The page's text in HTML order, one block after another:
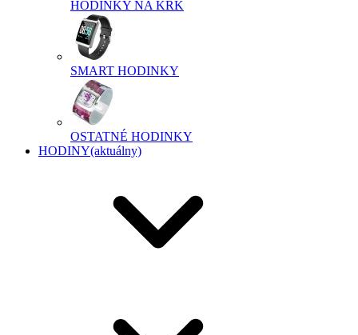
HODINKY NA KRK
SMART HODINKY
OSTATNÉ HODINKY
HODINY(aktuálny)